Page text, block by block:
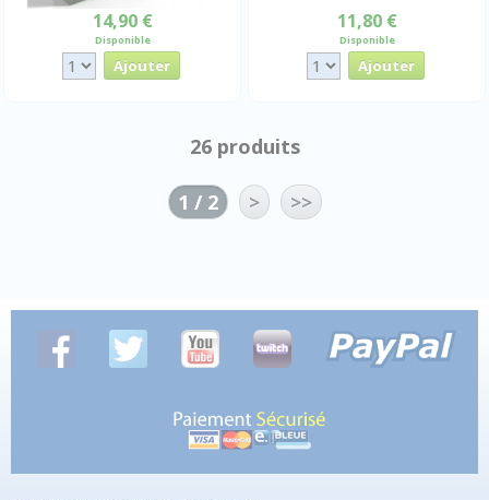
14,90 €
Disponible
11,80 €
Disponible
26 produits
1 / 2 > >>